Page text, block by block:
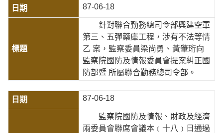
87-06-18
針對聯合勤務總司令部興建空軍
第三、五彈藥庫工程，涉有不法等情
乙 案，監察委員梁尚勇、黃肇珩向
監察院國防及情報委員會提案糾正國
防部暨 所屬聯合勤務總司令部。
87-06-18
監察院國防及情報、財政及經濟
兩委員會聯席會議本﹝十八﹞日通過